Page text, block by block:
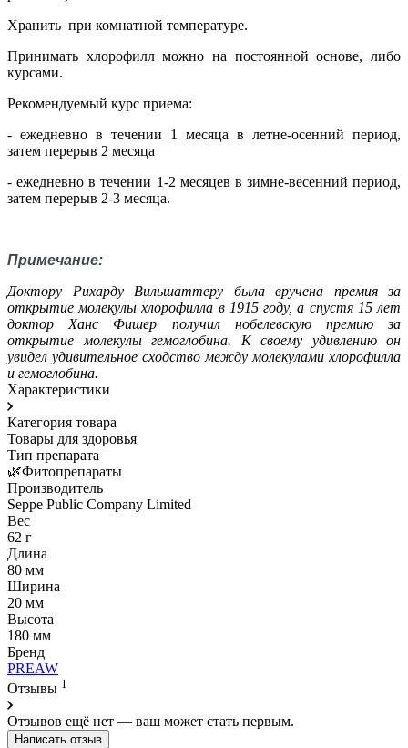
Хранить при комнатной температуре.
Принимать хлорофилл можно на постоянной основе, либо
курсами.
Рекомендуемый курс приема:
- ежедневно в течении 1 месяца в летне-осенний период,
затем перерыв 2 месяца
- ежедневно в течении 1-2 месяцев в зимне-весенний период,
затем перерыв 2-3 месяца.
Примечание:
Доктору Рихарду Вильшаттеру была вручена премия за
открытие молекулы хлорофилла в 1915 году, а спустя 15 лет
доктор Ханс Фишер получил нобелевскую премию за
открытие молекулы гемоглобина. К своему удивлению он
увидел удивительное сходство между молекулами хлорофилла
и гемоглобина.
Характеристики
Категория товара
Товары для здоровья
Тип препарата
🌿Фитопрепараты
Производитель
Seppe Public Company Limited
Вес
62 г
Длина
80 мм
Ширина
20 мм
Высота
180 мм
Бренд
PREAW
Отзывы 1
Отзывов ещё нет — ваш может стать первым.
Написать отзыв